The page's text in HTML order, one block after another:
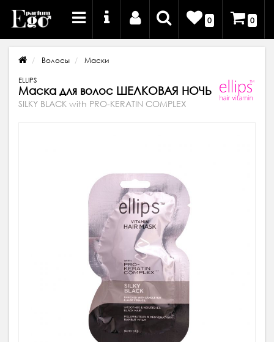
0 0
Волосы Маски
ELLIPS
Маска для волос ШЕЛКОВАЯ НОЧЬ
SILKY BLACK with PRO-KERATIN COMPLEX